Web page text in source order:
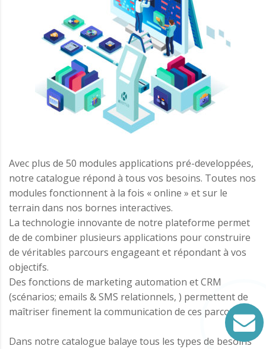
Avec plus de 50 modules applications pré-developpées,
notre catalogue répond à tous vos besoins. Toutes nos
modules fonctionnent à la fois « online » et sur le
terrain dans nos bornes interactives.
La technologie innovante de notre plateforme permet
de de combiner plusieurs applications pour construire
de véritables parcours engageant et répondant à vos
objectifs.
Des fonctions de marketing automation et CRM
(scénarios; emails & SMS relationnels, ) permettent de
maîtriser finement la communication de ces parcours.
Dans notre catalogue balaye tous les types de besoins